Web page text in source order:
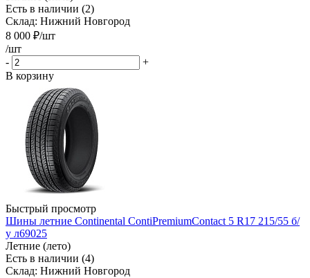
Есть в наличии (2)
Склад: Нижний Новгород
8 000 ₽/шт
/шт
-
+
В корзину
Быстрый просмотр
Шины летние Continental ContiPremiumContact 5 R17 215/55 б/
у л69025
Летние (лето)
Есть в наличии (4)
Склад: Нижний Новгород